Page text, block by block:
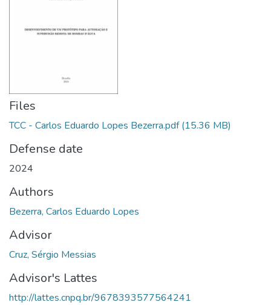
Files
TCC - Carlos Eduardo Lopes Bezerra.pdf(15.36 MB)
Defense date
2024
Authors
Bezerra, Carlos Eduardo Lopes
Advisor
Cruz, Sérgio Messias
Advisor's Lattes
http://lattes.cnpq.br/9678393577564241